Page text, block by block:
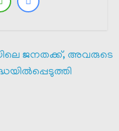
ജനതക്ക്, അവരുടെ